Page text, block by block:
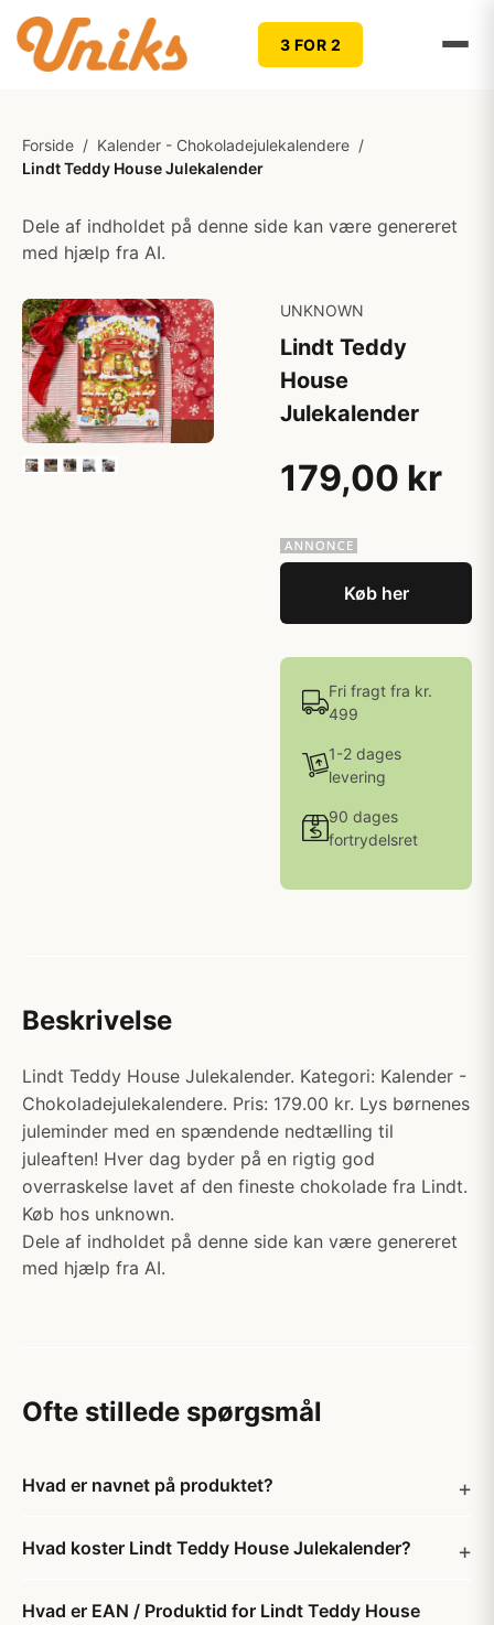
3 FOR 2
Forside / Kalender - Chokoladejulekalendere /
Lindt Teddy House Julekalender
Dele af indholdet på denne side kan være genereret
med hjælp fra AI.
UNKNOWN
Lindt Teddy
House
Julekalender
179,00 kr
Køb her
Fri fragt fra kr.
499
1-2 dages
levering
90 dages
fortrydelsret
Beskrivelse
Lindt Teddy House Julekalender. Kategori: Kalender -
Chokoladejulekalendere. Pris: 179.00 kr. Lys børnenes
juleminder med en spændende nedtælling til
juleaften! Hver dag byder på en rigtig god
overraskelse lavet af den fineste chokolade fra Lindt.
Køb hos unknown.
Dele af indholdet på denne side kan være genereret
med hjælp fra AI.
Ofte stillede spørgsmål
Hvad er navnet på produktet?
Hvad koster Lindt Teddy House Julekalender?
Hvad er EAN / Produktid for Lindt Teddy House